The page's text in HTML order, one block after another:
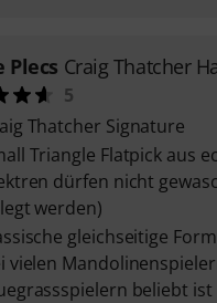
Plecs Craig Thatcher
5
Thatcher Signature
Triangle Flatpick aus
dürfen nicht
werden)
gleichseitige
vielen
beliebt ist